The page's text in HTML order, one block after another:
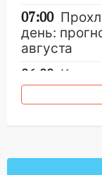
07:00
день:
августа
06:00 Как
потопы и